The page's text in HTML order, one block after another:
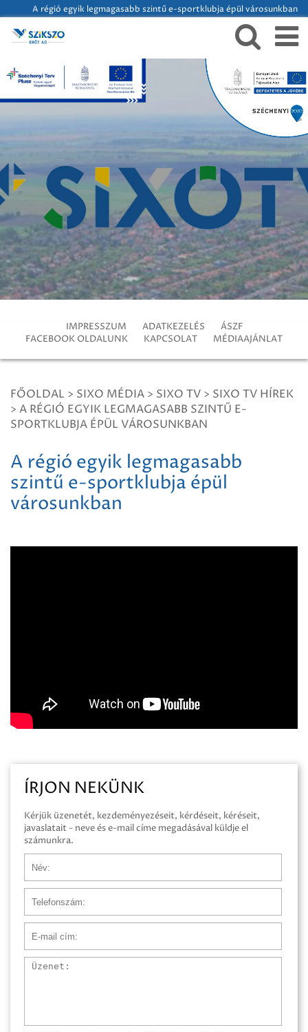
A régió egyik legmagasabb szintű e-sportklubja épül városunkban
IMPRESSZUM ADATKEZELÉS
ÁSZF
FACEBOOK OLDALUNK
KAPCSOLAT MÉDIAAJÁNLAT
FŐOLDAL > SIXO MÉDIA > SIXO TV > SIXO TV HÍREK
> A RÉGIÓ EGYIK LEGMAGASABB SZINTŰ E-
SPORTKLUBJA ÉPÜL VÁROSUNKBAN
A régió egyik legmagasabb
szintű e-sportklubja épül
városunkban
ÍRJON NEKÜNK
Kérjük üzenetét, kezdeményezéseit, kérdéseit, kéréseit,
javaslatait - neve és e-mail címe megadásával küldje el
számunkra.
Üzenet